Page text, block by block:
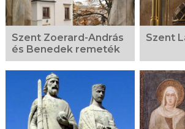
Szent Zoerard-András
és Benedek remeték
Szent